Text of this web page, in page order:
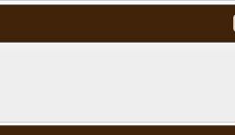
SCHWEIZ DE